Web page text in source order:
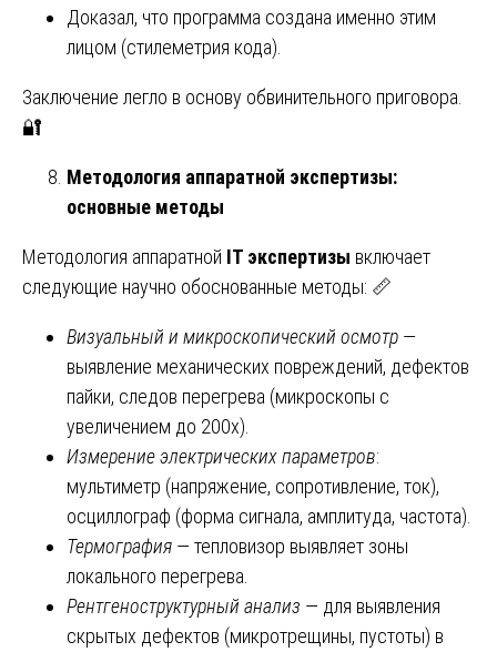
Доказал, что программа создана именно этим
лицом (стилеметрия кода).
Заключение легло в основу обвинительного приговора.
🔐
Методология аппаратной экспертизы:
основные методы
Методология аппаратной IT экспертизы включает
следующие научно обоснованные методы: 📏
Визуальный и микроскопический осмотр —
выявление механических повреждений, дефектов
пайки, следов перегрева (микроскопы с
увеличением до 200x).
Измерение электрических параметров:
мультиметр (напряжение, сопротивление, ток),
осциллограф (форма сигнала, амплитуда, частота).
Термография — тепловизор выявляет зоны
локального перегрева.
Рентгеноструктурный анализ — для выявления
скрытых дефектов (микротрещины, пустоты) в